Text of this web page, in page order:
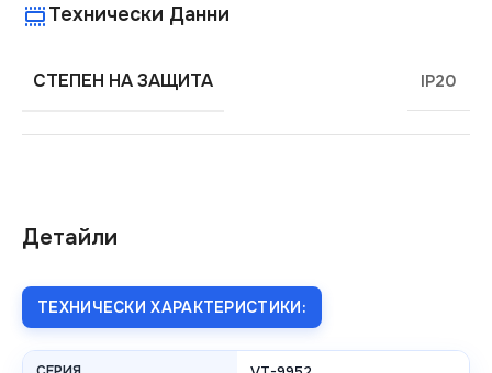
Детайли
ТЕХНИЧЕСКИ ХАРАКТЕРИСТИКИ:
Технически Данни
СТЕПЕН НА ЗАЩИТА IP20